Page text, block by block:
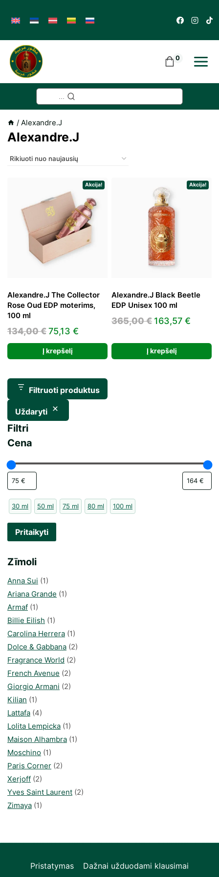
content
0
/ Alexandre.J
Alexandre.J
Akcija!
Alexandre.J The Collector
Rose Oud EDP moterims,
100 ml
134,00€Original
price
was:
75,13 €
price
is:
Į krepšelį
Akcija!
Alexandre.J Black Beetle
EDP Unisex 100 ml
365,00€ Original
was:
365,00 €.
163,57 €
Į krepšelį
Filtruoti produktus
Uždaryti
Filtri
Cena
30 ml 50 ml 75 ml 80 ml 100 ml
Pritaikyti
Zīmoli
Anna Sui (1)
Ariana Grande (1)
Armaf (1)
Billie Eilish (1)
Carolina Herrera (1)
Dolce & Gabbana (2)
Fragrance World (2)
French Avenue (2)
Giorgio Armani (2)
Kilian (1)
Lattafa (4)
Lolita Lempicka (1)
Maison Alhambra (1)
Moschino (1)
Paris Corner (2)
Xerjoff (2)
Yves Saint Laurent (2)
Zimaya (1)
Pristatymas Dažnai užduodami klausimai